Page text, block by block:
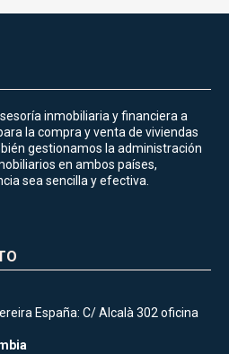
inmobiliaria y financiera a
la compra y venta de viviendas
gestionamos la administración
en ambos países,
sea sencilla y efectiva.
España: C/ Alcalà 302 oficina